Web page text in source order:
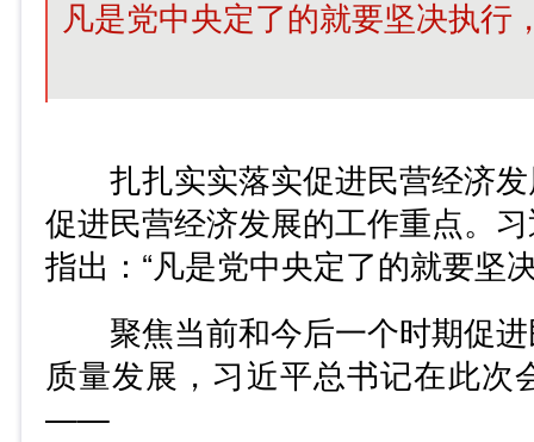
凡是党中央定了的就要坚决执行
扎扎实实落实促进民营经济发
促进民营经济发展的工作重点。
指出：“凡是党中央定了的就要坚
聚焦当前和今后一个时期促进
质量发展，习近平总书记在此次
——